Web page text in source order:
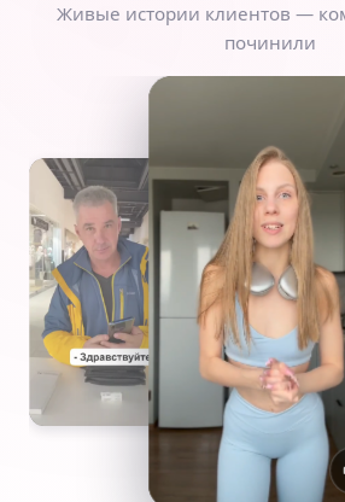
Живые истории клиентов —
починили